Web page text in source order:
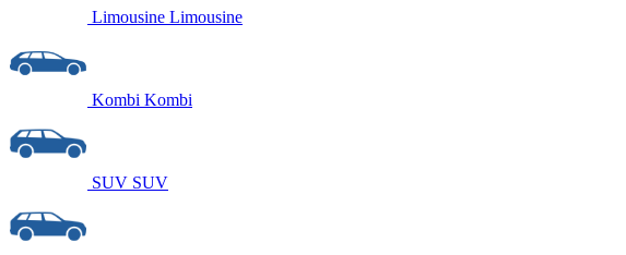
Limousine Limousine
Kombi Kombi
SUV SUV